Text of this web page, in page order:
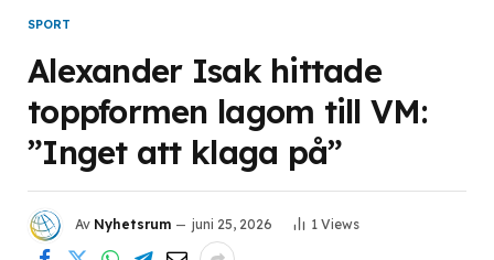
SPORT
Alexander Isak hittade
toppformen lagom till VM:
”Inget att klaga på”
Av Nyhetsrum juni 25, 2026 1 Views